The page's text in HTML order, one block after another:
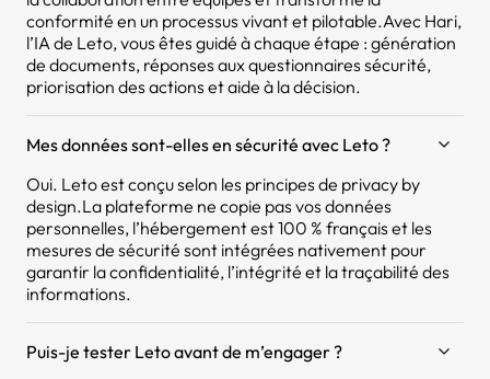
conformité en un processus vivant et pilotable.Avec Hari,
l’IA de Leto, vous êtes guidé à chaque étape : génération
de documents, réponses aux questionnaires sécurité,
priorisation des actions et aide à la décision.
Mes données sont-elles en sécurité avec Leto ?
Oui. Leto est conçu selon les principes de privacy by
design.La plateforme ne copie pas vos données
personnelles, l’hébergement est 100 % français et les
mesures de sécurité sont intégrées nativement pour
garantir la confidentialité, l’intégrité et la traçabilité des
informations.
Puis-je tester Leto avant de m’engager ?